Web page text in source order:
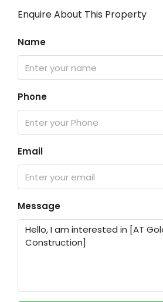
Enquire About This Property
Name
Phone
Email
Message